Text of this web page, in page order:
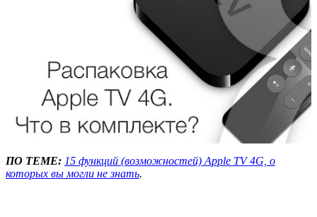
ПО ТЕМЕ: 15 функций (возможностей) Apple TV 4G, о
которых вы могли не знать.